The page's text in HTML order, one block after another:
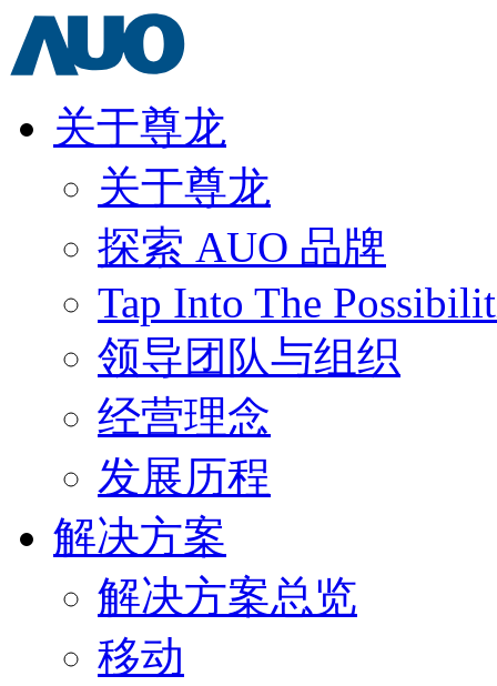
关于尊龙
关于尊龙
探索 AUO 品牌
Tap Into The
领导团队与组织
经营理念
发展历程
解决方案
解决方案总览
移动